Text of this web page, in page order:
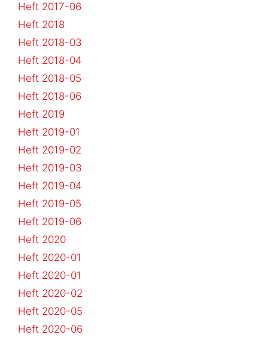
Heft 2017-06
Heft 2018
Heft 2018-03
Heft 2018-04
Heft 2018-05
Heft 2018-06
Heft 2019
Heft 2019-01
Heft 2019-02
Heft 2019-03
Heft 2019-04
Heft 2019-05
Heft 2019-06
Heft 2020
Heft 2020-01
Heft 2020-01
Heft 2020-02
Heft 2020-05
Heft 2020-06